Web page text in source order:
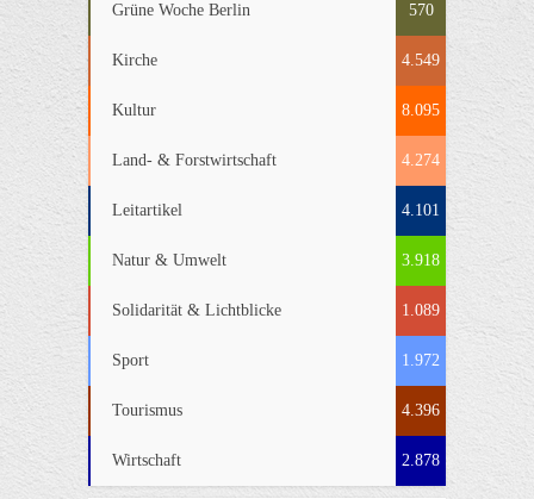
Grüne Woche Berlin 570
Kirche 4.549
Kultur 8.095
Land- & Forstwirtschaft 4.274
Leitartikel 4.101
Natur & Umwelt 3.918
Solidarität & Lichtblicke 1.089
Sport 1.972
Tourismus 4.396
Wirtschaft 2.878